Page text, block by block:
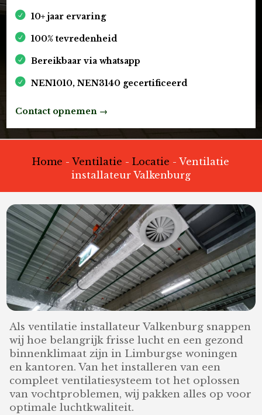
10+ jaar ervaring
100% tevredenheid
Bereikbaar via whatsapp
NEN1010, NEN3140 gecertificeerd
Contact opnemen →
Home -Ventilatie -Locatie -Ventilatie
installateur Valkenburg
Als ventilatie installateur Valkenburg snappen
wij hoe belangrijk frisse lucht en een gezond
binnenklimaat zijn in Limburgse woningen
en kantoren. Van het installeren van een
compleet ventilatiesysteem tot het oplossen
van vochtproblemen, wij pakken alles op voor
optimale luchtkwaliteit.